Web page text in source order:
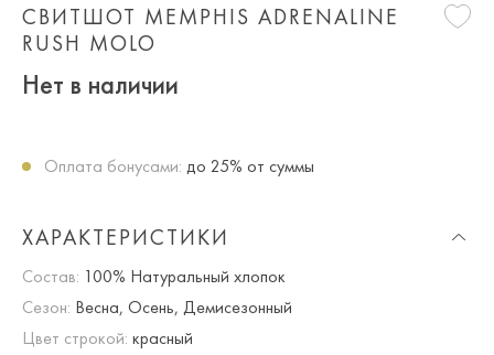
СВИТШОТ MEMPHIS ADRENALINE
RUSH MOLO
Нет в наличии
Оплата бонусами: до 25% от суммы
ХАРАКТЕРИСТИКИ
Состав: 100% Натуральный хлопок
Сезон: Весна, Осень, Демисезонный
Цвет строкой: красный